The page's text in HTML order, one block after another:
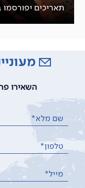
תאריכים
השאירו
שם מלא*
טלפון*
מייל*